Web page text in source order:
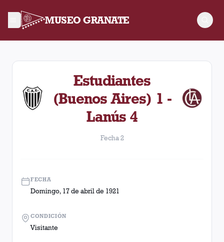
MUSEO GRANATE
Fecha 2. Partido entre Lanús y Estudiantes (Buenos Aires)
Estudiantes
(Buenos Aires) 1 -
Lanús 4
Fecha 2
FECHA
Domingo, 17 de abril de 1921
CONDICIÓN
Visitante